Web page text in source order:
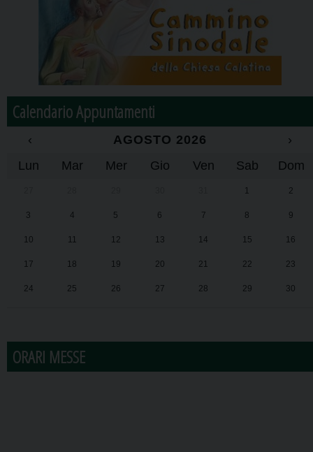
Calendario Appuntamenti
‹ AGOSTO 2026
›
Lun
Mar Mer Gio Ven Sab Dom
1 2
3 4 5 6 7 8 9
10 11 12 13 14 15 16
17 18 19 20 21 22 23
24 25 26 27 28 29 30
ORARI MESSE